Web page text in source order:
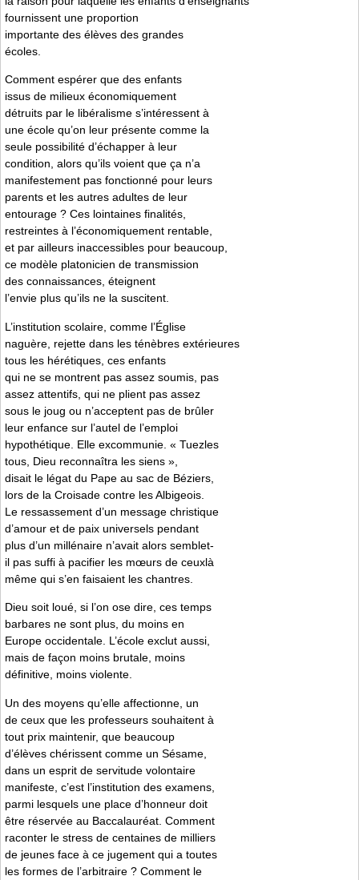
fournissent une proportion
importante des élèves des grandes
écoles.
Comment espérer que des enfants
issus de milieux économiquement
détruits par le libéralisme s’intéressent à
une école qu’on leur présente comme la
seule possibilité d’échapper à leur
condition, alors qu’ils voient que ça n’a
manifestement pas fonctionné pour leurs
parents et les autres adultes de leur
entourage ? Ces lointaines finalités,
restreintes à l’économiquement rentable,
et par ailleurs inaccessibles pour beaucoup,
ce modèle platonicien de transmission
des connaissances, éteignent
l’envie plus qu’ils ne la suscitent.
L’institution scolaire, comme l’Église
naguère, rejette dans les ténèbres extérieures
tous les hérétiques, ces enfants
qui ne se montrent pas assez soumis, pas
assez attentifs, qui ne plient pas assez
sous le joug ou n’acceptent pas de brûler
leur enfance sur l’autel de l’emploi
hypothétique. Elle excommunie. « Tuezles
tous, Dieu reconnaîtra les siens »,
disait le légat du Pape au sac de Béziers,
lors de la Croisade contre les Albigeois.
Le ressassement d’un message christique
d’amour et de paix universels pendant
plus d’un millénaire n’avait alors semblet-
il pas suffi à pacifier les mœurs de ceuxlà
même qui s’en faisaient les chantres.
Dieu soit loué, si l’on ose dire, ces temps
barbares ne sont plus, du moins en
Europe occidentale. L’école exclut aussi,
mais de façon moins brutale, moins
définitive, moins violente.
Un des moyens qu’elle affectionne, un
de ceux que les professeurs souhaitent à
tout prix maintenir, que beaucoup
d’élèves chérissent comme un Sésame,
dans un esprit de servitude volontaire
manifeste, c’est l’institution des examens,
parmi lesquels une place d’honneur doit
être réservée au Baccalauréat. Comment
raconter le stress de centaines de milliers
de jeunes face à ce jugement qui a toutes
les formes de l’arbitraire ? Comment le